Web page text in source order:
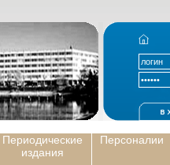
Периодические
издания
Персоналии